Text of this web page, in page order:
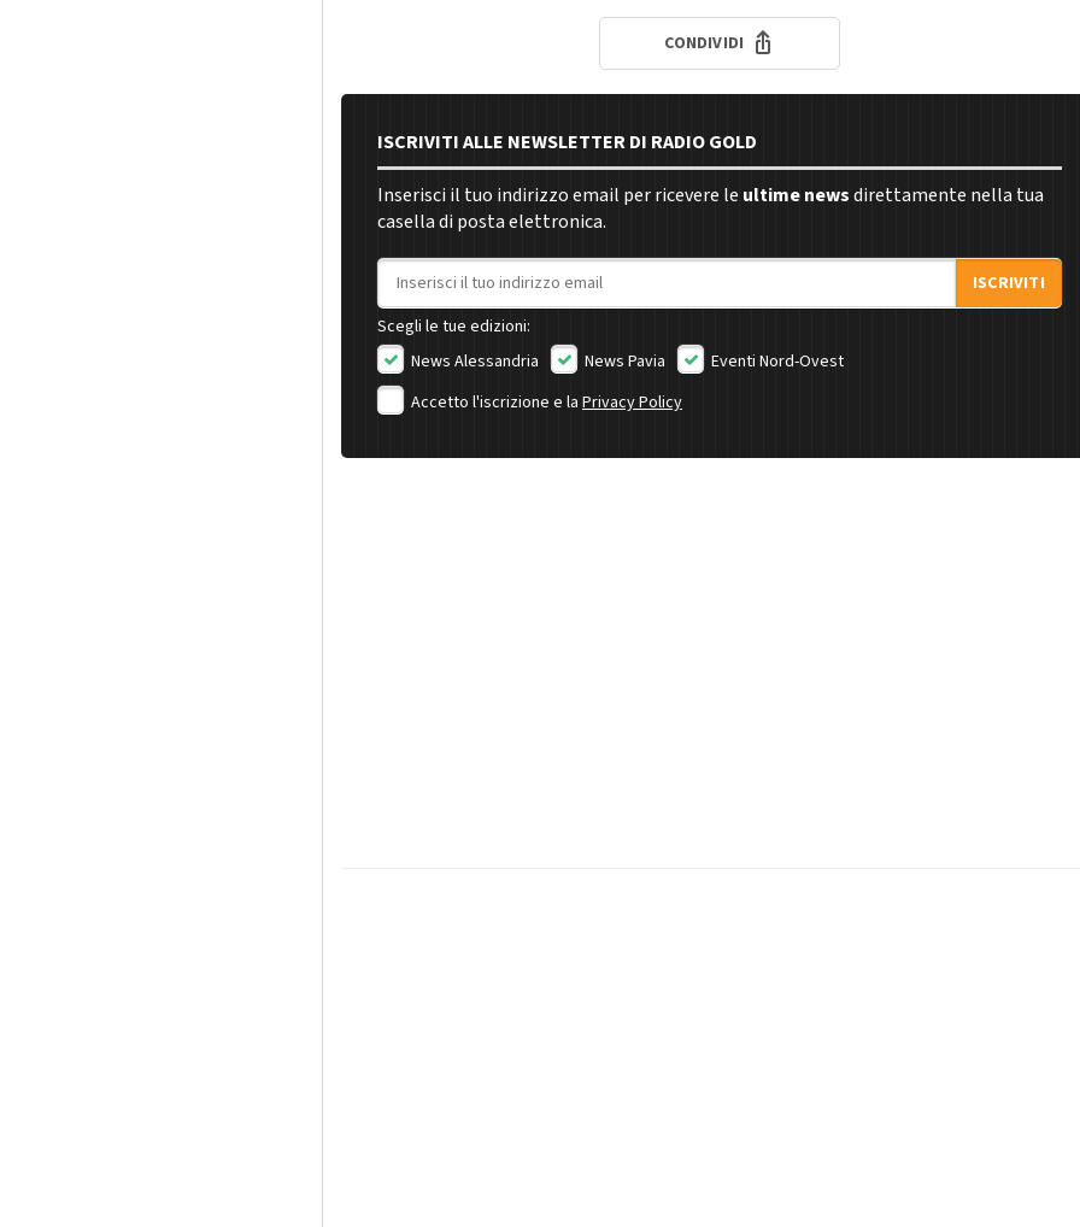
CONDIVIDI
ISCRIVITI ALLE NEWSLETTER DI RADIO GOLD
Inserisci il tuo indirizzo email per ricevere le ultime newsdirettamente nella tua
casella di posta elettronica.
Indirizzo email
ISCRIVITI
Scegli le tue edizioni:
News Alessandria
News Pavia
Eventi Nord-Ovest
Accetto l'iscrizione e la Privacy Policy